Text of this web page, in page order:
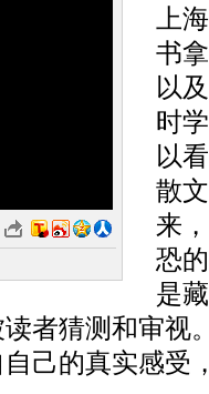
上
书
以
时
以
散
来
恐
是
者猜测和审视
己的真实感受